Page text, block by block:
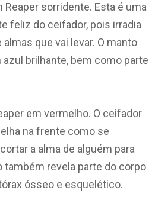
Reaper sorridente. Esta é uma
feliz do ceifador, pois irradia
que vai levar. O manto
brilhante, bem como parte
em vermelho. O ceifador
na frente como se
a alma de alguém para
também revela parte do corpo
ósseo e esquelético.